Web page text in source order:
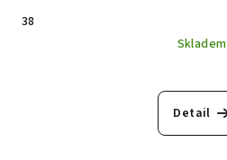
38
Skladem
Detail